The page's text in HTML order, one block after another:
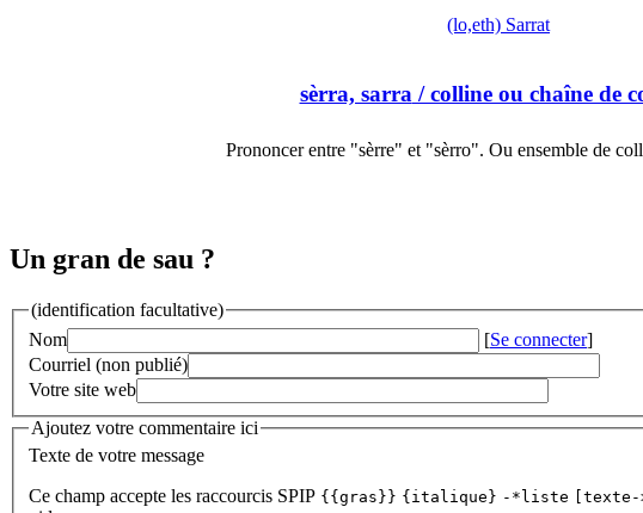
(lo,eth) Sarrat
sèrra, sarra / colline ou chaîne de
Prononcer entre "sèrre" et "sèrro". Ou ensemble de
Un gran de sau ?
(identification facultative)
Nom
[Se connecter]
Courriel (non publié)
Votre site web
Ajoutez votre commentaire ici
Texte de votre message
Ce champ accepte les raccourcis SPIP {{gras}} {italique} -*liste [texte-